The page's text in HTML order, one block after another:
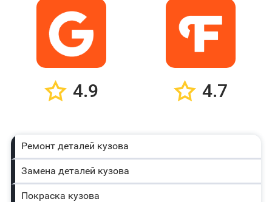
4.9 4.7
Ремонт деталей кузова
Замена деталей кузова
Покраска кузова